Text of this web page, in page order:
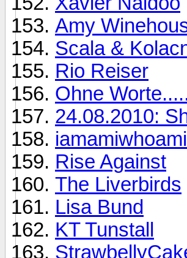
Amy
Scala &
Rio Reiser
Ohne
24.08.2010:
Rise Against
The Liverbirds
Lisa Bund
KT Tunstall